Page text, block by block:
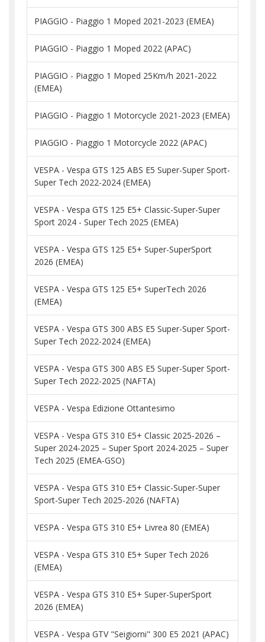
PIAGGIO - Piaggio 1 Moped 2021-2023 (EMEA)
PIAGGIO - Piaggio 1 Moped 2022 (APAC)
PIAGGIO - Piaggio 1 Moped 25Km/h 2021-2022
(EMEA)
PIAGGIO - Piaggio 1 Motorcycle 2021-2023 (EMEA)
PIAGGIO - Piaggio 1 Motorcycle 2022 (APAC)
VESPA - Vespa GTS 125 ABS E5 Super-Super Sport-
Super Tech 2022-2024 (EMEA)
VESPA - Vespa GTS 125 E5+ Classic-Super-Super
Sport 2024 - Super Tech 2025 (EMEA)
VESPA - Vespa GTS 125 E5+ Super-SuperSport
2026 (EMEA)
VESPA - Vespa GTS 125 E5+ SuperTech 2026
(EMEA)
VESPA - Vespa GTS 300 ABS E5 Super-Super Sport-
Super Tech 2022-2024 (EMEA)
VESPA - Vespa GTS 300 ABS E5 Super-Super Sport-
Super Tech 2022-2025 (NAFTA)
VESPA - Vespa Edizione Ottantesimo
VESPA - Vespa GTS 310 E5+ Classic 2025-2026 –
Super 2024-2025 – Super Sport 2024-2025 – Super
Tech 2025 (EMEA-GSO)
VESPA - Vespa GTS 310 E5+ Classic-Super-Super
Sport-Super Tech 2025-2026 (NAFTA)
VESPA - Vespa GTS 310 E5+ Livrea 80 (EMEA)
VESPA - Vespa GTS 310 E5+ Super Tech 2026
(EMEA)
VESPA - Vespa GTS 310 E5+ Super-SuperSport
2026 (EMEA)
VESPA - Vespa GTV "Seigiorni" 300 E5 2021 (APAC)